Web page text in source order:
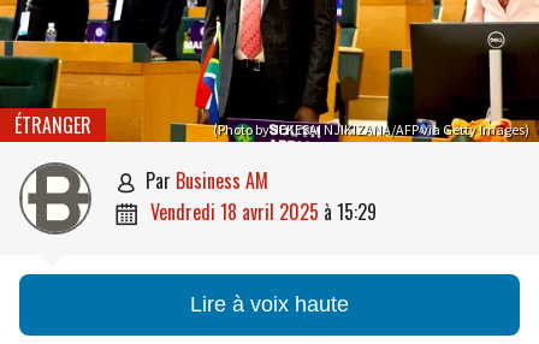
(Photo by JEKESAI NJIKIZANA/AFP via Getty Images)
ÉTRANGER
 par Business AM
 vendredi 18 avril 2025 à 15:29
Lire à voix haute